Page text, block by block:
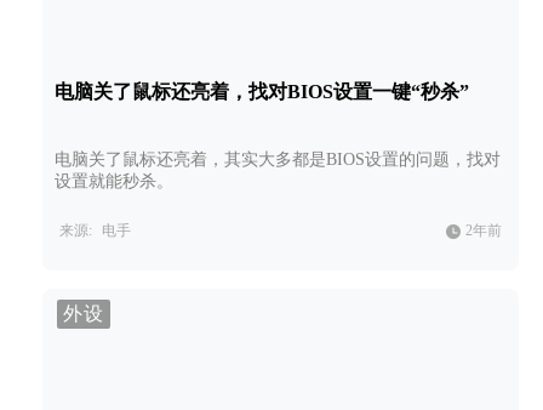
电脑关了鼠标还亮着，找对BIOS设置一键“秒杀”
电脑关了鼠标还亮着，其实大多都是BIOS设置的问题，找对
设置就能秒杀。
来源: 电手 2年前
外设